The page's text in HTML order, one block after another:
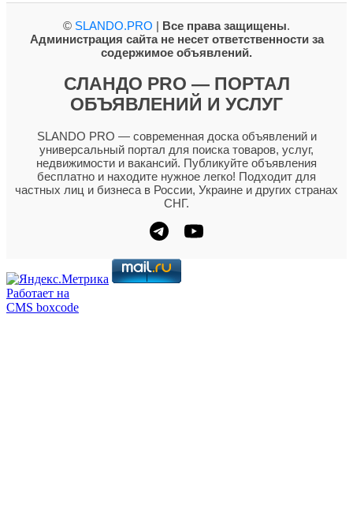
© SLANDO.PRO | Все права защищены.
Администрация сайта не несет ответственности за
содержимое объявлений.
СЛАНДО PRO — ПОРТАЛ
ОБЪЯВЛЕНИЙ И УСЛУГ
SLANDO PRO — современная доска объявлений и
универсальный портал для поиска товаров, услуг,
недвижимости и вакансий. Публикуйте объявления
бесплатно и находите нужное легко! Подходит для
частных лиц и бизнеса в России, Украине и других странах
СНГ.
Работает на
CMS boxcode